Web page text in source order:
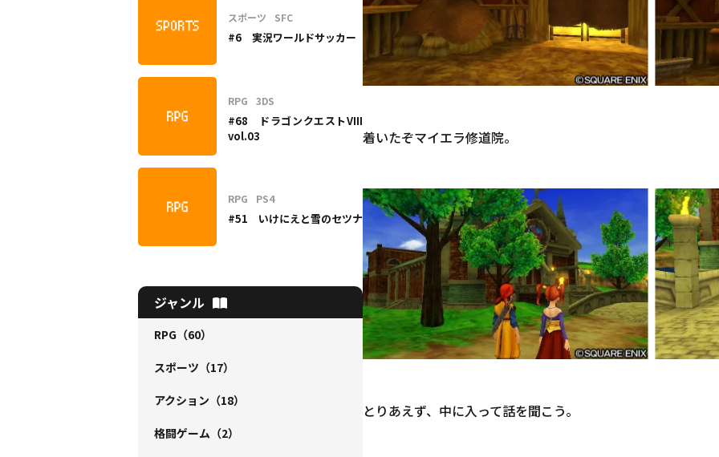
着いたぞマイエラ修道院。
とりあえず、中に入って話を聞こう。
スポーツ SFC
#6 実況ワールドサッカー
RPG 3DS
#68 ドラゴンクエストVIII
vol.03
RPG PS4
#51 いけにえと雪のセツナ
ジャンル
RPG （60）
スポーツ （17）
アクション （18）
格闘ゲーム （2）